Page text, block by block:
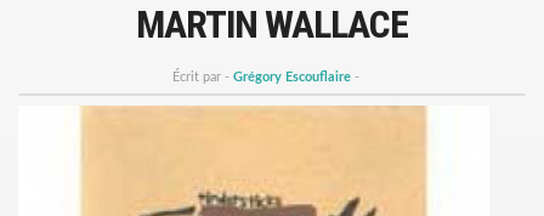
MARTIN WALLACE
Écrit par - Grégory Escouflaire -